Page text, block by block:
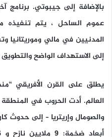
بالإضافة إلى جيبوتي. برنامج
عموم الساحل ، يتم تنفيذه
المدنيين في مالي وموريتانيا
إلى الاستهداف الواضح والتطويق
يطلق على القرن الأفريقي
العالم. أدت الحروب في
والصومال وإريتريا – إلى حدوث